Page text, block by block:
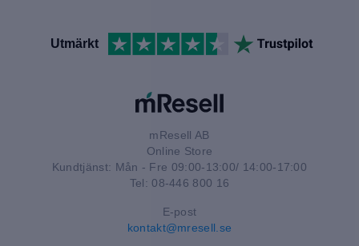
Utmärkt
mResell AB
Online Store
Kundtjänst: Mån - Fre 09:00-13:00/ 14:00-17:00
Tel: 08-446 800 16
E-post
kontakt@mresell.se